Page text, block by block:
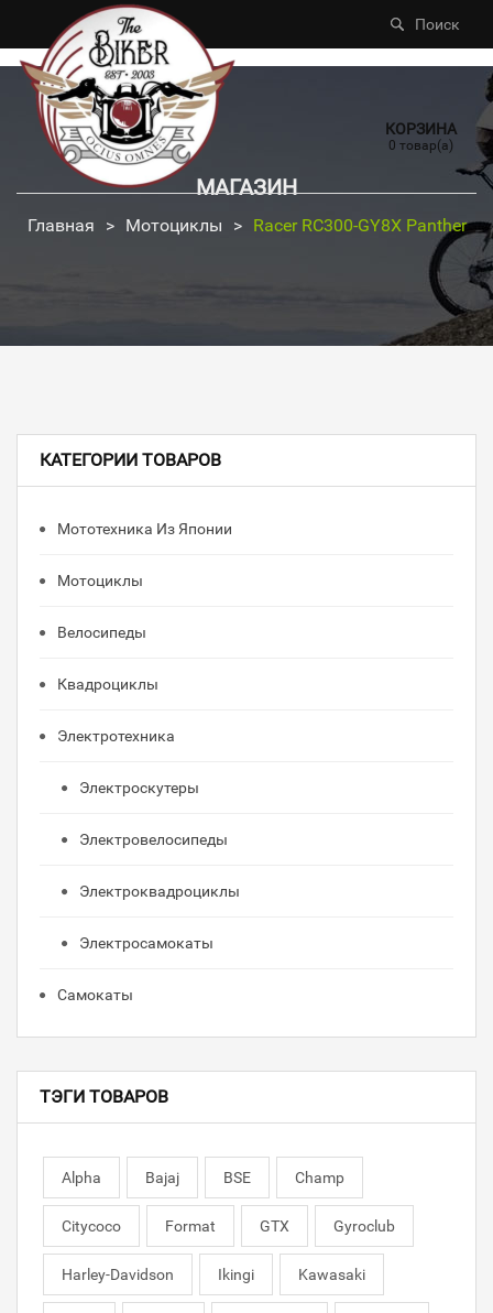
Поиск
КОРЗИНА
0 товар(а)
МАГАЗИН
Главная > Мотоциклы > Racer RC300-GY8X Panther
КАТЕГОРИИ ТОВАРОВ
Мототехника Из Японии
Мотоциклы
Велосипеды
Квадроциклы
Электротехника
Электроскутеры
Электровелосипеды
Электроквадроциклы
Электросамокаты
Самокаты
ТЭГИ ТОВАРОВ
Alpha Bajaj BSE Champ
Citycoco Format GTX Gyroclub
Harley-Davidson Ikingi Kawasaki